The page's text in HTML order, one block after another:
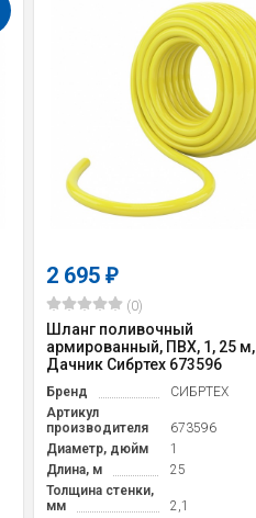
2 695 ₽
(0)
Шланг поливочный
армированный, ПВХ, 1, 25 м,
Дачник Сибртех 673596
Бренд
СИБРТЕХ
Артикул
производителя
673596
Диаметр, дюйм
1
Длина, м
25
Толщина стенки,
мм
2,1